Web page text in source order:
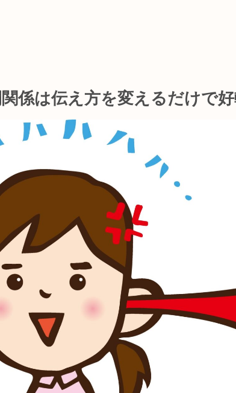
係は伝え方を変えるだけで好